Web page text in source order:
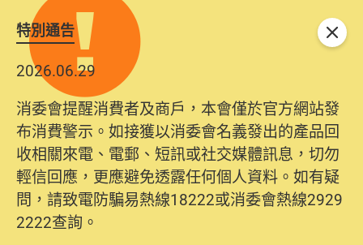
特別通告
2026.06.29
消委會提醒消費者及商戶，本會僅於官方網站發
布消費警示。如接獲以消委會名義發出的產品回
收相關來電、電郵、短訊或社交媒體訊息，切勿
輕信回應，更應避免透露任何個人資料。如有疑
問，請致電防騙易熱線18222或消委會熱線2929
2222查詢。
關閉